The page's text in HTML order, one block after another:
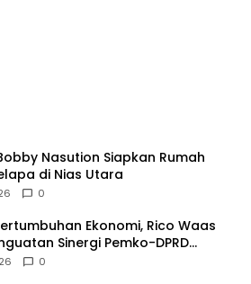
Nasution Siapkan Rumah
di Nias Utara
0
Ekonomi, Rico Waas
Sinergi Pemko-DPRD
0